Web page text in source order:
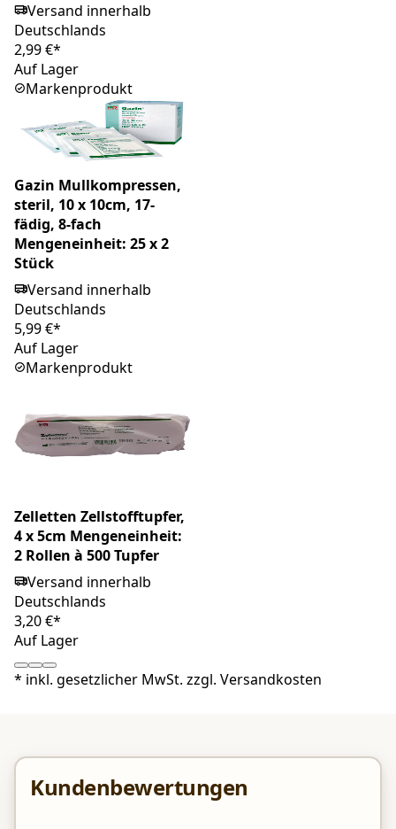
Versand innerhalb
Deutschlands
2,99 €*
Auf Lager
Markenprodukt
Gazin Mullkompressen,
steril, 10 x 10cm, 17-
fädig, 8-fach
Mengeneinheit: 25 x 2
Stück
Versand innerhalb
Deutschlands
5,99 €*
Auf Lager
Markenprodukt
Zelletten Zellstofftupfer,
4 x 5cm Mengeneinheit:
2 Rollen à 500 Tupfer
Versand innerhalb
Deutschlands
3,20 €*
Auf Lager
* inkl. gesetzlicher MwSt. zzgl. Versandkosten
Kundenbewertungen